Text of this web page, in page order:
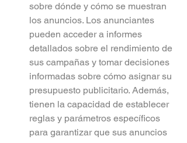
sobre dónde y cómo se muestran
los anuncios. Los anunciantes
pueden acceder a informes
detallados sobre el rendimiento de
sus campañas y tomar decisiones
informadas sobre cómo asignar su
presupuesto publicitario. Además,
tienen la capacidad de establecer
reglas y parámetros específicos
para garantizar que sus anuncios